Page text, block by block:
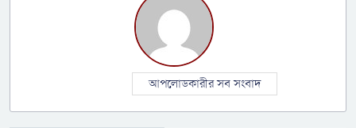
আপলোডকারীর সব সংবাদ